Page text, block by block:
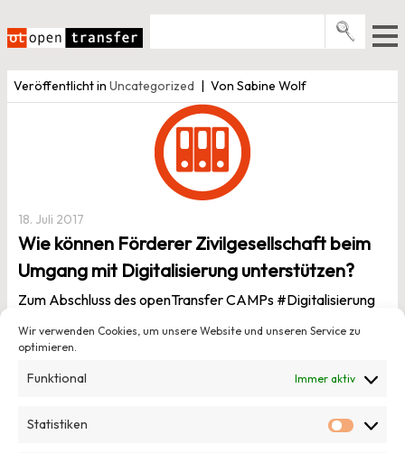
Wir verwenden Cookies, um unsere Website und unseren Service zu
optimieren.
Funktional Immer aktiv
Statistiken
Inhalt
springen
Pro­gramme
Events
E-Books
Über uns
Newsletter
Veröffentlicht in Uncategorized Von Sabine Wolf
18. Juli 2017
Wie können Förderer Zivilgesellschaft beim
Umgang mit Digitalisierung unterstützen?
Zum Abschluss des openTransfer CAMPs #Digitalisierung
Teilnehmenden Erkenntnisse des Tages. Es entstand eine
Organisationen dabei helfen, sich in einer digitalisierten